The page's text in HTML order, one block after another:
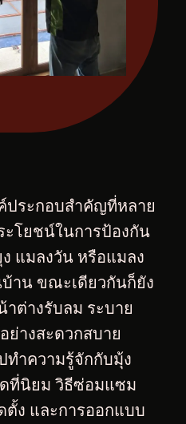
ประกอบสำคัญที่หลาย
โยชน์ในการป้องกัน
แมลงวัน หรือแมลง
าน ขณะเดียวกันก็ยัง
ต่างรับลม ระบาย
ย่างสะดวกสบาย
ำความรู้จักกับมุ้ง
ที่นิยม วิธีซ่อมแซม
ตั้ง และการออกแบบ